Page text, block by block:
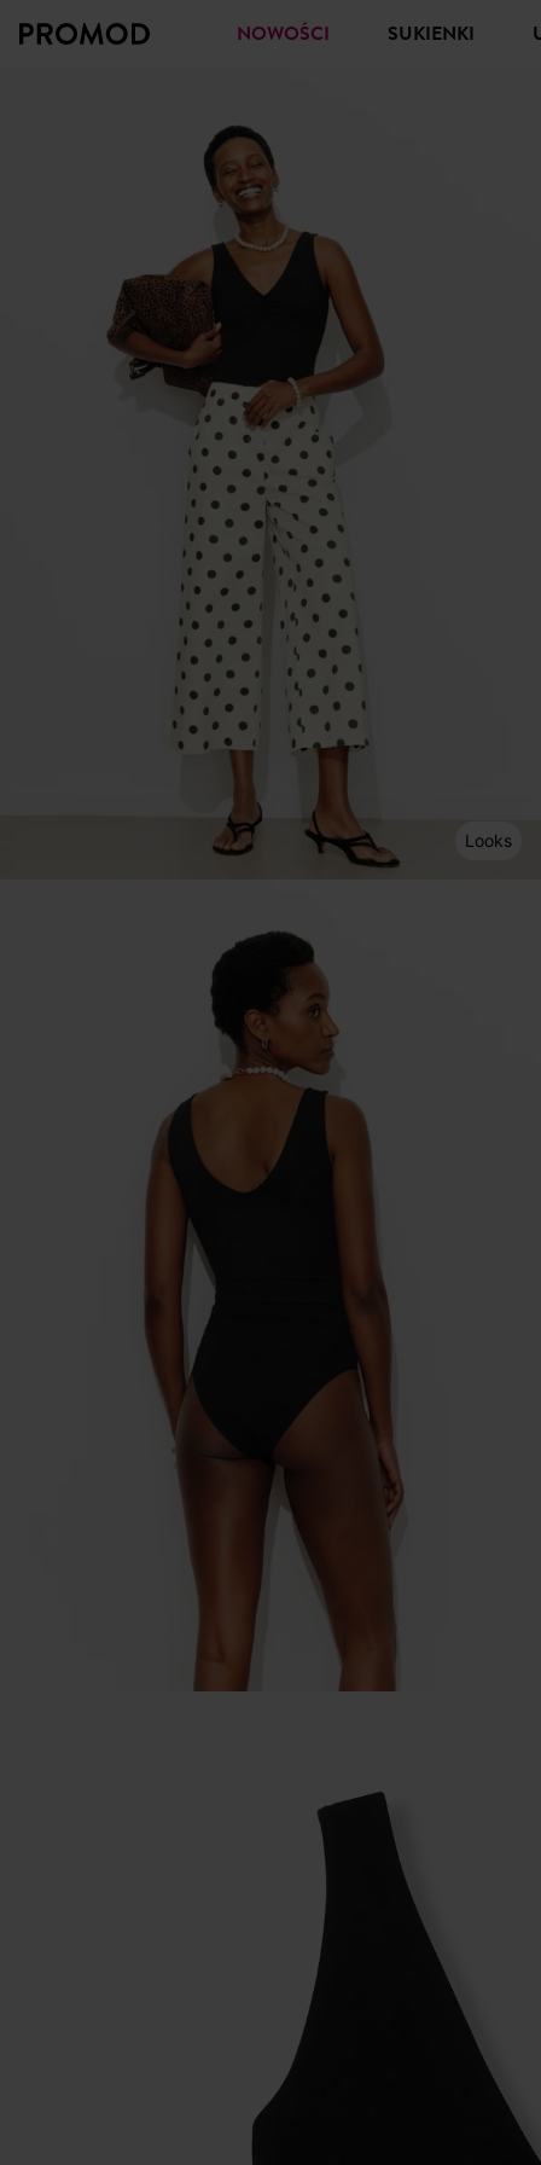
NOWOŚCI SUKIENKI
Looks